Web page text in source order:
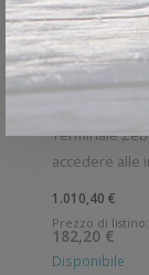
MOBILE COMPUTER
Terminale Zebra palmare MC2700 Un palmare
accedere alle
di un mobile
ricevono il migl
1.010,40 €
Prezzo di listino:
182,20 €
Disponibile